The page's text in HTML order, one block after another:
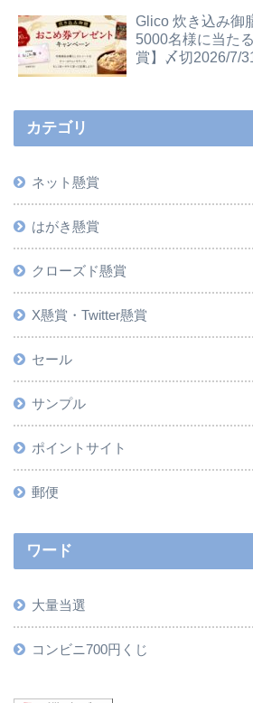
Glico 炊き込み御
5000名様に当た
賞】〆切2026/7/
カテゴリ
ネット懸賞
はがき懸賞
クローズド懸賞
X懸賞・Twitter懸賞
セール
サンプル
ポイントサイト
郵便
ワード
大量当選
コンビニ700円くじ